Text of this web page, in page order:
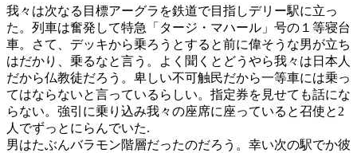
我々は次なる目標アーグラを鉄道で目指しデリー駅に立っ
た。列車は奮発して特急「タージ・マハール」号の１等寝台
車。さて、デッキから乗ろうとすると前に偉そうな男が立ち
はだかり、乗るなと言う。よく聞くとどうやら我々は日本人
だから仏教徒だろう。卑しい不可触民だから一等車には乗っ
てはならないと言っているらしい。指定券を見せても話にな
らない。強引に乗り込み我々の座席に座っていると召使と2
人でずっとにらんでいた.
男はたぶんバラモン階層だったのだろう。幸い次の駅でか彼